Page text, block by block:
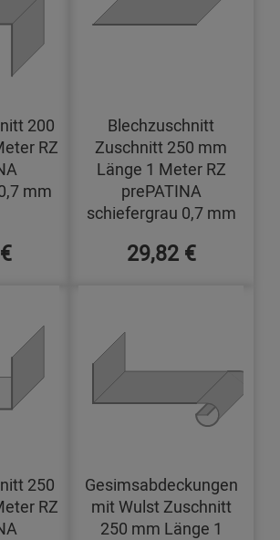
200
RZ
mm
Blechzuschnitt
Zuschnitt 250 mm
Länge 1 Meter RZ
prePATINA
schiefergrau 0,7 mm
29,82 €
250
RZ
Gesimsabdeckungen
mit Wulst Zuschnitt
250 mm Länge 1